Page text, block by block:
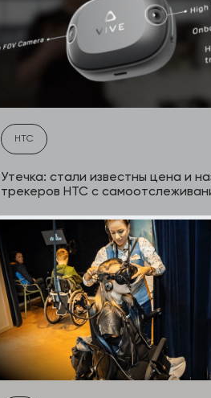
HTC
Утечка: стали известны цена и
трекеров HTC с